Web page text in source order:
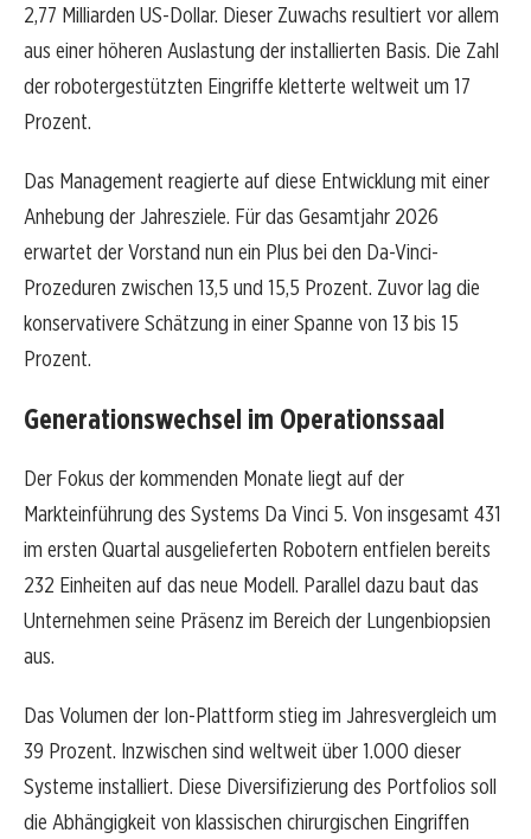
2,77 Milliarden US-Dollar. Dieser Zuwachs resultiert vor allem
aus einer höheren Auslastung der installierten Basis. Die Zahl
der robotergestützten Eingriffe kletterte weltweit um 17
Prozent.
Das Management reagierte auf diese Entwicklung mit einer
Anhebung der Jahresziele. Für das Gesamtjahr 2026
erwartet der Vorstand nun ein Plus bei den Da-Vinci-
Prozeduren zwischen 13,5 und 15,5 Prozent. Zuvor lag die
konservativere Schätzung in einer Spanne von 13 bis 15
Prozent.
Generationswechsel im Operationssaal
Der Fokus der kommenden Monate liegt auf der
Markteinführung des Systems Da Vinci 5. Von insgesamt 431
im ersten Quartal ausgelieferten Robotern entfielen bereits
232 Einheiten auf das neue Modell. Parallel dazu baut das
Unternehmen seine Präsenz im Bereich der Lungenbiopsien
aus.
Das Volumen der Ion-Plattform stieg im Jahresvergleich um
39 Prozent. Inzwischen sind weltweit über 1.000 dieser
Systeme installiert. Diese Diversifizierung des Portfolios soll
die Abhängigkeit von klassischen chirurgischen Eingriffen